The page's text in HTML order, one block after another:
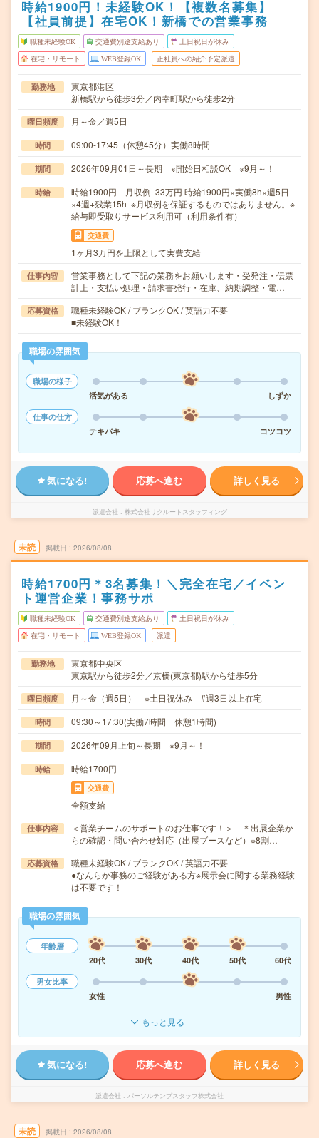
時給1900円！未経験OK！【複数名募集】
【社員前提】在宅OK！新橋での営業事務
職種未経験OK 交通費別途支給あり 土日祝日が休み
在宅・リモート WEB登録OK 正社員への紹介予定派遣
勤務地
東京都港区
新橋駅から徒歩3分／内幸町駅から徒歩2分
曜日頻度 月～金／週5日
時間 09:00-17:45（休憩45分）実働8時間
期間 2026年09月01日～長期 ※開始日相談OK ※9月～！
時給
時給1900円 月収例 33万円 時給1900円×実働8h×週5日
×4週+残業15h ※月収例を保証するものではありません。※
給与即受取りサービス利用可（利用条件有）
交通費
1ヶ月3万円を上限として実費支給
仕事内容
営業事務として下記の業務をお願いします・受発注・伝票
計上・支払い処理・請求書発行・在庫、納期調整・電…
応募資格
職種未経験OK / ブランクOK / 英語力不要
■未経験OK！
職場の雰囲気
職場の様子
活気がある
しずか
仕事の仕方
テキパキ
コツコツ
気になる! 応募へ進む 詳しく見る
派遣会社 株式会社リクルートスタッフィング
未読 掲載日 2026/08/08
時給1700円＊3名募集！＼完全在宅／イベン
ト運営企業！事務サポ
職種未経験OK 交通費別途支給あり 土日祝日が休み
在宅・リモート WEB登録OK 派遣
勤務地
東京都中央区
東京駅から徒歩2分／京橋(東京都)駅から徒歩5分
曜日頻度 月～金（週5日） ※土日祝休み #週3日以上在宅
時間 09:30～17:30(実働7時間 休憩1時間)
期間 2026年09月上旬～長期 ※9月～！
時給 時給1700円
交通費
全額支給
仕事内容
＜営業チームのサポートのお仕事です！＞ ＊出展企業か
らの確認・問い合わせ対応（出展ブースなど）※8割…
応募資格
職種未経験OK / ブランクOK / 英語力不要
●なんらか事務のご経験がある方※展示会に関する業務経験
は不要です！
職場の雰囲気
年齢層
20代
30代 40代 50代
60代
男女比率
女性
男性
もっと見る
気になる! 応募へ進む 詳しく見る
派遣会社 パーソルテンプスタッフ株式会社
未読 掲載日 2026/08/08